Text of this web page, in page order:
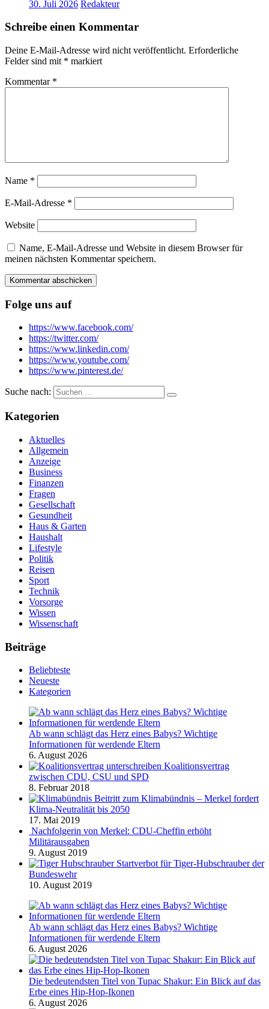
30. Juli 2026 Redakteur
Schreibe einen Kommentar
Deine E-Mail-Adresse wird nicht veröffentlicht. Erforderliche
Felder sind mit * markiert
Kommentar *
Name *
E-Mail-Adresse *
Website
Name, E-Mail-Adresse und Website in diesem Browser für
meinen nächsten Kommentar speichern.
Folge uns auf
https://www.facebook.com/
https://twitter.com/
https://www.linkedin.com/
https://www.youtube.com/
https://www.pinterest.de/
Suche nach:
Kategorien
Aktuelles
Allgemein
Anzeige
Business
Finanzen
Fragen
Gesellschaft
Gesundheit
Haus & Garten
Haushalt
Lifestyle
Politik
Reisen
Sport
Technik
Vorsorge
Wissen
Wissenschaft
Beiträge
Beliebteste
Neueste
Kategorien
Ab wann schlägt das Herz eines Babys? Wichtige
Informationen für werdende Eltern
6. August 2026
Koalitionsvertrag
zwischen CDU, CSU und SPD
8. Februar 2018
Beitritt zum Klimabündnis – Merkel fordert
Klima-Neutralität bis 2050
17. Mai 2019
Nachfolgerin von Merkel: CDU-Cheffin erhöht
Militärausgaben
9. August 2019
Startverbot für Tiger-Hubschrauber der
Bundeswehr
10. August 2019
Ab wann schlägt das Herz eines Babys? Wichtige
Informationen für werdende Eltern
6. August 2026
Die bedeutendsten Titel von Tupac Shakur: Ein Blick auf das
Erbe eines Hip-Hop-Ikonen
6. August 2026